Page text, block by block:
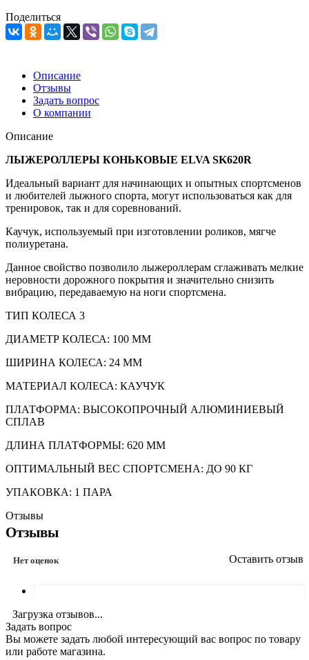
Поделиться
Описание
Отзывы
Задать вопрос
О компании
Описание
ЛЫЖЕРОЛЛЕРЫ КОНЬКОВЫЕ ELVA SK620R
Идеальный вариант для начинающих и опытных спортсменов
и любителей лыжного спорта, могут использоваться как для
тренировок, так и для соревнований.
Каучук, используемый при изготовлении роликов, мягче
полиуретана.
Данное свойство позволило лыжероллерам сглаживать мелкие
неровности дорожного покрытия и значительно снизить
вибрацию, передаваемую на ноги спортсмена.
ТИП КОЛЕСА 3
ДИАМЕТР КОЛЕСА: 100 ММ
ШИРИНА КОЛЕСА: 24 ММ
МАТЕРИАЛ КОЛЕСА: КАУЧУК
ПЛАТФОРМА: ВЫСОКОПРОЧНЫЙ АЛЮМИНИЕВЫЙ
СПЛАВ
ДЛИНА ПЛАТФОРМЫ: 620 ММ
ОПТИМАЛЬНЫЙ ВЕС СПОРТСМЕНА: ДО 90 КГ
УПАКОВКА: 1 ПАРА
Отзывы
Отзывы
Нет оценок Оставить отзыв
Загрузка отзывов...
Задать вопрос
Вы можете задать любой интересующий вас вопрос по товару
или работе магазина.